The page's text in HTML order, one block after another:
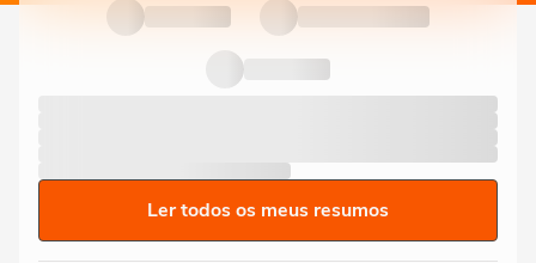
Ler todos os meus resumos